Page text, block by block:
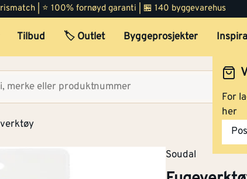
| ⭐ 100% fornøyd garanti | 🏪 140 byggevarehus
Tilbud 🏷️ Outlet Byggeprosjekter
For
her
Soudal